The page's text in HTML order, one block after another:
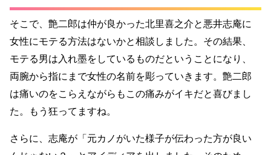
そこで、艶二郎は仲が良かった北里喜之介と悪井志庵に
女性にモテる方法はないかと相談しました。その結果、
モテる男は入れ墨をしているものだということになり、
両腕から指にまで女性の名前を彫っていきます。艶二郎
は痛いのをこらえながらもこの痛みがイキだと喜びまし
た。もう狂ってますね。
さらに、志庵が「元カノがいた様子が伝わった方が良い